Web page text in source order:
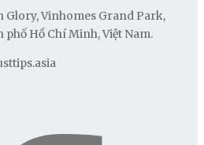
Glory, Vinhomes Grand Park,
Hồ Chí Minh, Việt Nam.